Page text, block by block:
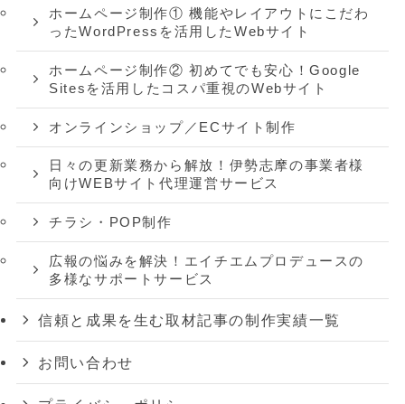
ホームページ制作① 機能やレイアウトにこだわ
ったWordPressを活用したWebサイト
ホームページ制作② 初めてでも安心！Google
Sitesを活用したコスパ重視のWebサイト
オンラインショップ／ECサイト制作
日々の更新業務から解放！伊勢志摩の事業者様
向けWEBサイト代理運営サービス
チラシ・POP制作
広報の悩みを解決！エイチエムプロデュースの
多様なサポートサービス
信頼と成果を生む取材記事の制作実績一覧
お問い合わせ